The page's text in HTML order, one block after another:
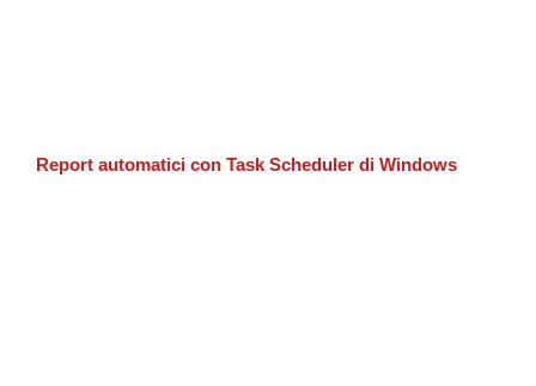
Report automatici con Task Scheduler di Windows